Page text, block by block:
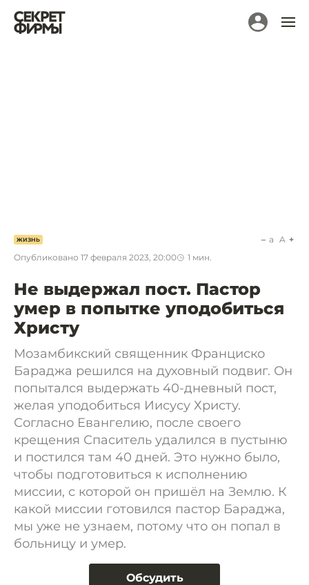
ЖИЗНЬ
Опубликовано 17 февраля 2023, 20:00 1 мин.
a A
Не выдержал пост. Пастор
умер в попытке уподобиться
Христу
Мозамбикский священник Франциско
Бараджа решился на духовный подвиг. Он
попытался выдержать 40-дневный пост,
желая уподобиться Иисусу Христу.
Согласно Евангелию, после своего
крещения Спаситель удалился в пустыню
и постился там 40 дней. Это нужно было,
чтобы подготовиться к исполнению
миссии, с которой он пришёл на Землю. К
какой миссии готовился пастор Бараджа,
мы уже не узнаем, потому что он попал в
больницу и умер.
Обсудить